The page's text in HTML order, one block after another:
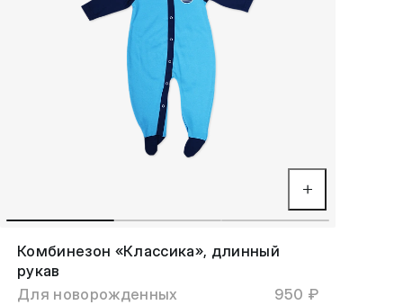
Комбинезон «Классика», длинный
рукав
Для новорожденных
950 ₽